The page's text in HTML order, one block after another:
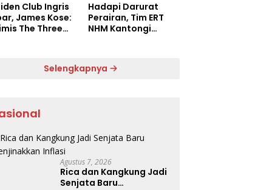
Club Ingris
James Kose:
The Three
Hadapi Darurat
Perairan, Tim ERT
NHM Kantongi
Selengkapnya
Agustus 7, 2026
Rica dan Kangkung Jadi
Senjata Baru